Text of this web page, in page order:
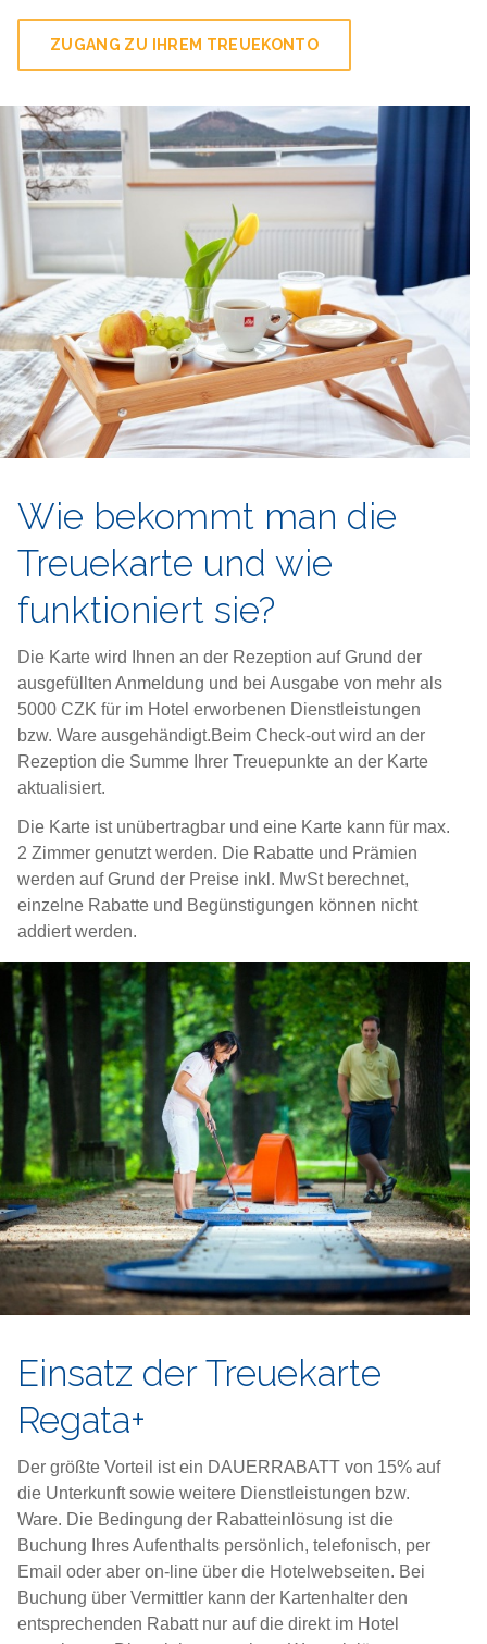
ZUGANG ZU IHREM TREUEKONTO
Wie bekommt man die
Treuekarte und wie
funktioniert sie?
Die Karte wird Ihnen an der Rezeption auf Grund der
ausgefüllten Anmeldung und bei Ausgabe von mehr als
5000 CZK für im Hotel erworbenen Dienstleistungen
bzw. Ware ausgehändigt.Beim Check-out wird an der
Rezeption die Summe Ihrer Treuepunkte an der Karte
aktualisiert.
Die Karte ist unübertragbar und eine Karte kann für max.
2 Zimmer genutzt werden. Die Rabatte und Prämien
werden auf Grund der Preise inkl. MwSt berechnet,
einzelne Rabatte und Begünstigungen können nicht
addiert werden.
Einsatz der Treuekarte
Regata+
Der größte Vorteil ist ein DAUERRABATT von 15% auf
die Unterkunft sowie weitere Dienstleistungen bzw.
Ware. Die Bedingung der Rabatteinlösung ist die
Buchung Ihres Aufenthalts persönlich, telefonisch, per
Email oder aber on-line über die Hotelwebseiten. Bei
Buchung über Vermittler kann der Kartenhalter den
entsprechenden Rabatt nur auf die direkt im Hotel